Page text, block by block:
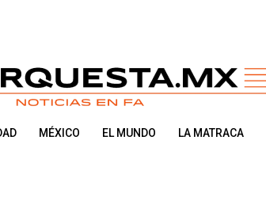
MÉXICO EL MUNDO LA MATRACA